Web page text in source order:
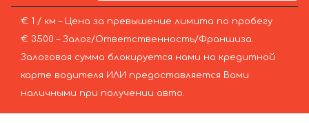
€ 1 / км – Цена за превышение лимита по пробегу
€ 3500 – Залог/Ответственность/Франшиза.
Залоговая сумма блокируется нами на кредитной
карте водителя ИЛИ предоставляется Вами
наличными при получении авто.